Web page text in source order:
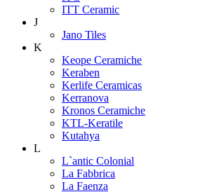
ITT Ceramic
J
Jano Tiles
K
Keope Ceramiche
Keraben
Kerlife Ceramicas
Kerranova
Kronos Ceramiche
KTL-Keratile
Kutahya
L
L`antic Colonial
La Fabbrica
La Faenza